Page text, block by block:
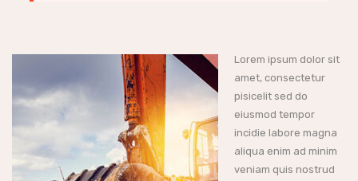
Lorem ipsum dolor sit
amet, consectetur
pisicelit sed do
eiusmod tempor
incidie labore magna
aliqua enim ad minim
veniam quis nostrud